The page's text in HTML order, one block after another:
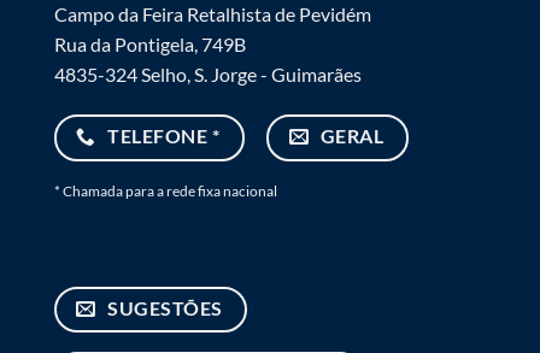
Campo da Feira Retalhista de Pevidém
Rua da Pontigela, 749B
4835-324 Selho, S. Jorge - Guimarães
TELEFONE * GERAL
* Chamada para a rede fixa nacional
SUGESTÕES